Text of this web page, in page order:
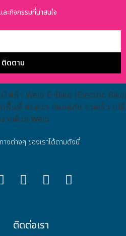
ะกิจกรรมที่น่าสนใจ
ติดตาม
งต่างๆ ของเราได้ตามดังนี้
ติดต่อเรา